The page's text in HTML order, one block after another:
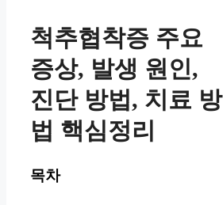
척추협착증 주요
증상, 발생 원인,
진단 방법, 치료 방
법 핵심정리
목차